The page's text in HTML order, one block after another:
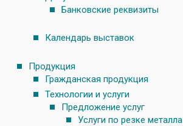
Банковские реквизиты
Календарь выставок
Продукция
Гражданская продукция
Технологии и услуги
Предложение услуг
Услуги по резке металла